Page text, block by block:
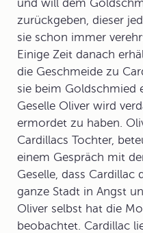
und will dem
zurückgeben, dieser
sie schon immer
Einige Zeit danach
die Geschmeide zu
sie beim Goldschmied
Geselle Oliver wird
ermordet zu haben.
Cardillacs Tochter,
einem Gespräch mit
Geselle, dass Cardillac
ganze Stadt in Angst
Oliver selbst hat die
beobachtet. Cardillac